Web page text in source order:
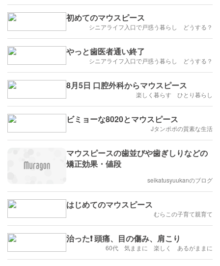
初めてのマウスピース
シニアライフ入口で戸惑う暮らし どうする？
やっと歯医者通い終了
シニアライフ入口で戸惑う暮らし どうする？
8月5日 口腔外科からマウスピース
楽しく暮らす ひとり暮らし
ビミョーな8020とマウスピース
Jタンポポの質素な生活
マウスピースの歯並びや歯ぎしりなどの
矯正効果・値段
seikatusyuukanのブログ
はじめてのマウスピース
むらこの子育て親育て
治った❗ 頭痛、目の傷み、肩こり
60代 気ままに 楽しく あるがままに